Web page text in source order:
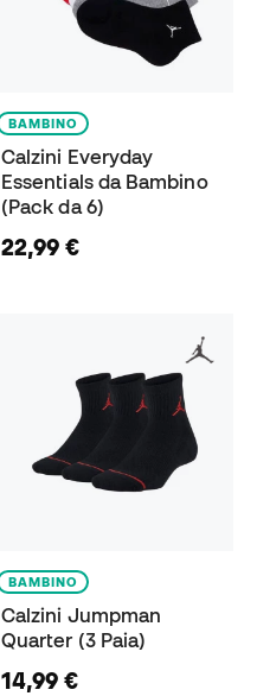
BAMBINO
Calzini Everyday
Essentials da Bambino
(Pack da 6)
22,99 €
BAMBINO
Calzini Jumpman
Quarter (3 Paia)
14,99 €